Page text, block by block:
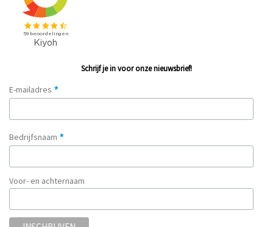
Schrijf je in voor onze nieuwsbrief!
E-mailadres *
Bedrijfsnaam *
Voor- en achternaam